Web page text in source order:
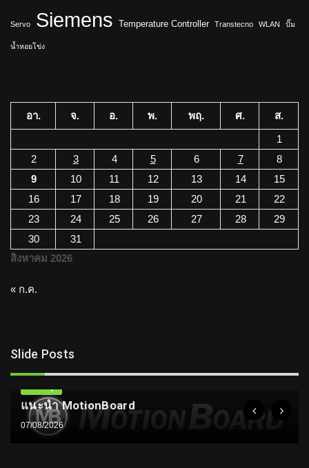
Servo Siemens Temperature Controller Transtecno WLAN ปั๊ม
น้ำหอยโข่ง
สิงหาคม 2026
อา. จ. อ. พ. พฤ. ศ.
ส.
1
2
3 4 5 6 7
8
9
10 11 12 13 14
15
16
17 18 19 20 21
22
23
24 25 26 27 28
29
30
31
« ก.ค.
Slide Posts
แนะนำ MotionBoard
07/08/2026